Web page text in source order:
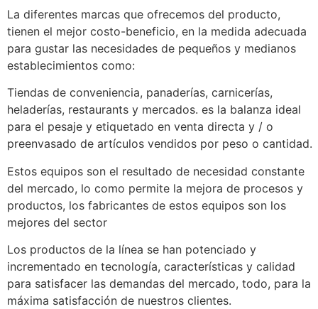
La diferentes marcas que ofrecemos del producto,
tienen el mejor costo-beneficio, en la medida adecuada
para gustar las necesidades de pequeños y medianos
establecimientos como:
Tiendas de conveniencia, panaderías, carnicerías,
heladerías, restaurants y mercados. es la balanza ideal
para el pesaje y etiquetado en venta directa y / o
preenvasado de artículos vendidos por peso o cantidad.
Estos equipos son el resultado de necesidad constante
del mercado, lo como permite la mejora de procesos y
productos, los fabricantes de estos equipos son los
mejores del sector
Los productos de la línea se han potenciado y
incrementado en tecnología, características y calidad
para satisfacer las demandas del mercado, todo, para la
máxima satisfacción de nuestros clientes.